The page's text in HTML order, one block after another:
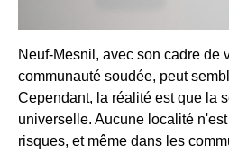
Neuf-Mesnil, avec son cadre de
communauté soudée, peut
Cependant, la réalité est que la
universelle. Aucune localité
risques, et même dans les